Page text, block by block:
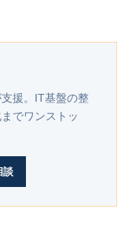
援。IT基盤の整
でワンストッ
談